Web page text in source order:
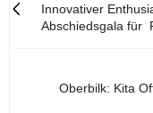
Innovativer
Abschiedsgala für
Oberbilk: Kita